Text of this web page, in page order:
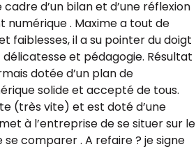
d’un bilan et d’une réflexion
numérique . Maxime a tout de
faiblesses, il a su pointer du doigt
et pédagogie. Résultat
dotée d’un plan de
solide et accepté de tous.
(très vite) et est doté d’une
à l’entreprise de se situer sur le
se comparer . A refaire ? je signe